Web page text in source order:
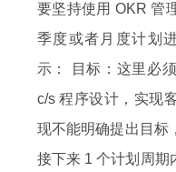
要坚持使用 OKR 管
季度或者月度计划
示： 目标：这里必
c/s 程序设计，实现
现不能明确提出目标
接下来 1 个计划周期